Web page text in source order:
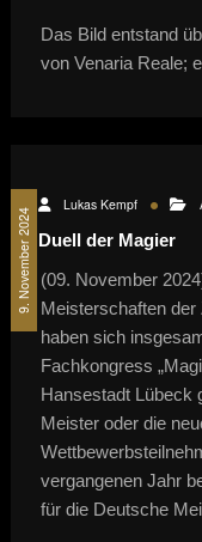
Das Bild entstand
von Venaria Reale;
9. November 2024
Lukas Kempf
Duell der Magier
(09. November
Meisterschaften der
haben sich
Fachkongress
Hansestadt Lübeck
Meister oder die
vergangenen Jahr
für die Deutsche